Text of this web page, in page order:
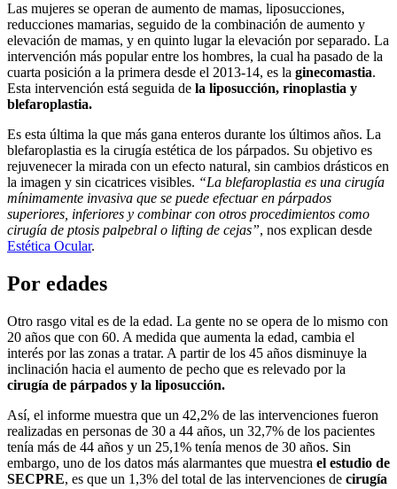
Las mujeres se operan de aumento de mamas, liposucciones,
reducciones mamarias, seguido de la combinación de aumento y
elevación de mamas, y en quinto lugar la elevación por separado. La
intervención más popular entre los hombres, la cual ha pasado de la
cuarta posición a la primera desde el 2013-14, es la ginecomastia.
Esta intervención está seguida de la liposucción, rinoplastia y
blefaroplastia.
Es esta última la que más gana enteros durante los últimos años. La
blefaroplastia es la cirugía estética de los párpados. Su objetivo es
rejuvenecer la mirada con un efecto natural, sin cambios drásticos en
la imagen y sin cicatrices visibles. “La blefaroplastia es una cirugía
mínimamente invasiva que se puede efectuar en párpados
superiores, inferiores y combinar con otros procedimientos como
cirugía de ptosis palpebral o lifting de cejas”, nos explican desde
Estética Ocular.
Por edades
Otro rasgo vital es de la edad. La gente no se opera de lo mismo con
20 años que con 60. A medida que aumenta la edad, cambia el
interés por las zonas a tratar. A partir de los 45 años disminuye la
inclinación hacia el aumento de pecho que es relevado por la
cirugía de párpados y la liposucción.
Así, el informe muestra que un 42,2% de las intervenciones fueron
realizadas en personas de 30 a 44 años, un 32,7% de los pacientes
tenía más de 44 años y un 25,1% tenía menos de 30 años. Sin
embargo, uno de los datos más alarmantes que muestra el estudio de
SECPRE, es que un 1,3% del total de las intervenciones de cirugía